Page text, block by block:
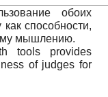
обоих
способности,
мышлению.
tools provides
of judges for